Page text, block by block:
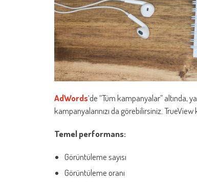
AdWords‘de “Tüm kampanyalar” altında,
kampanyalarınızı da görebilirsiniz.
Temel performans:
Görüntüleme sayısı
Görüntüleme oranı